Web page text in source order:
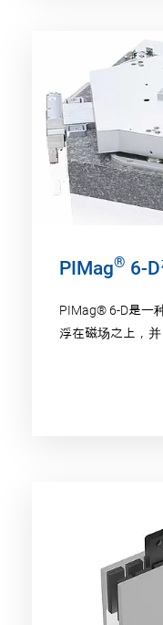
PIMag® 6-
PIMag® 6-D是一
浮在磁场之上，并